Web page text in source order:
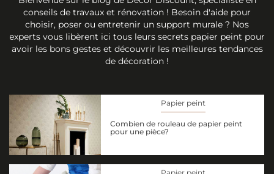
conseils de travaux et rénovation ! Besoin d'aide pour
choisir, poser ou entretenir un support murale ? Nos
experts vous libèrent ici tous leurs secrets papier peint pour
avoir les bons gestes et découvrir les meilleures tendances
de décoration !
Papier peint
Combien de rouleau de papier peint
pour une pièce?